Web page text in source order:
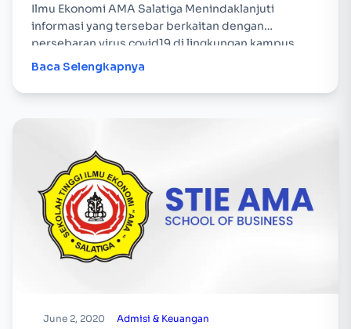
Ilmu Ekonomi AMA Salatiga Menindaklanjuti
informasi yang tersebar berkaitan dengan
persebaran virus covid19 di lingkungan kampus
STIE AMA Salatiga beberapa waktu lalu, berikut…
Baca Selengkapnya
June 2, 2020 Admisi & Keuangan